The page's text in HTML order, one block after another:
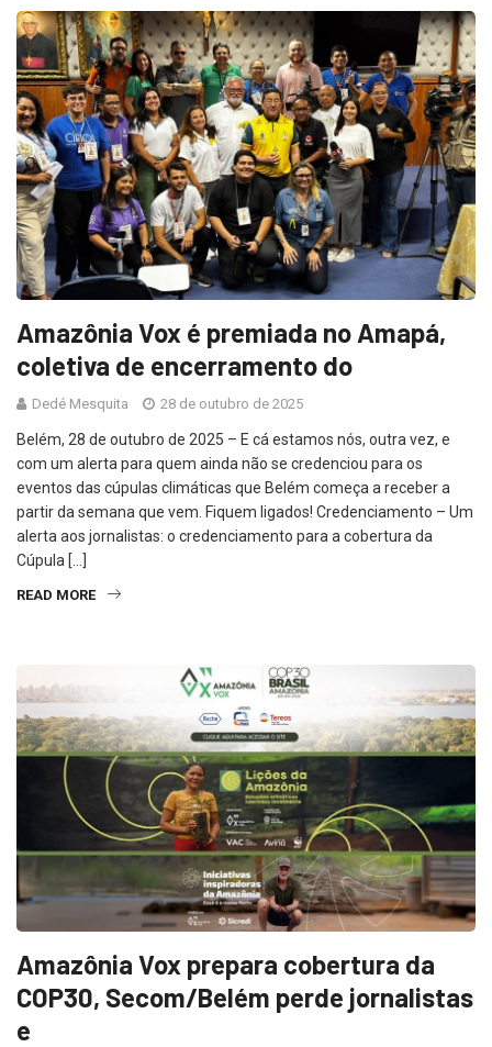
Amazônia Vox é premiada no Amapá,
coletiva de encerramento do
Dedé Mesquita 28 de outubro de 2025
Belém, 28 de outubro de 2025 – E cá estamos nós, outra vez, e
com um alerta para quem ainda não se credenciou para os
eventos das cúpulas climáticas que Belém começa a receber a
partir da semana que vem. Fiquem ligados! Credenciamento – Um
alerta aos jornalistas: o credenciamento para a cobertura da
Cúpula […]
READ MORE
Amazônia Vox prepara cobertura da
COP30, Secom/Belém perde jornalistas
e